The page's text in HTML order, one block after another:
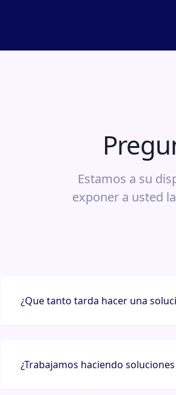
Estamos a su
exponer a usted
¿Que tanto tarda hacer una
¿Trabajamos haciendo